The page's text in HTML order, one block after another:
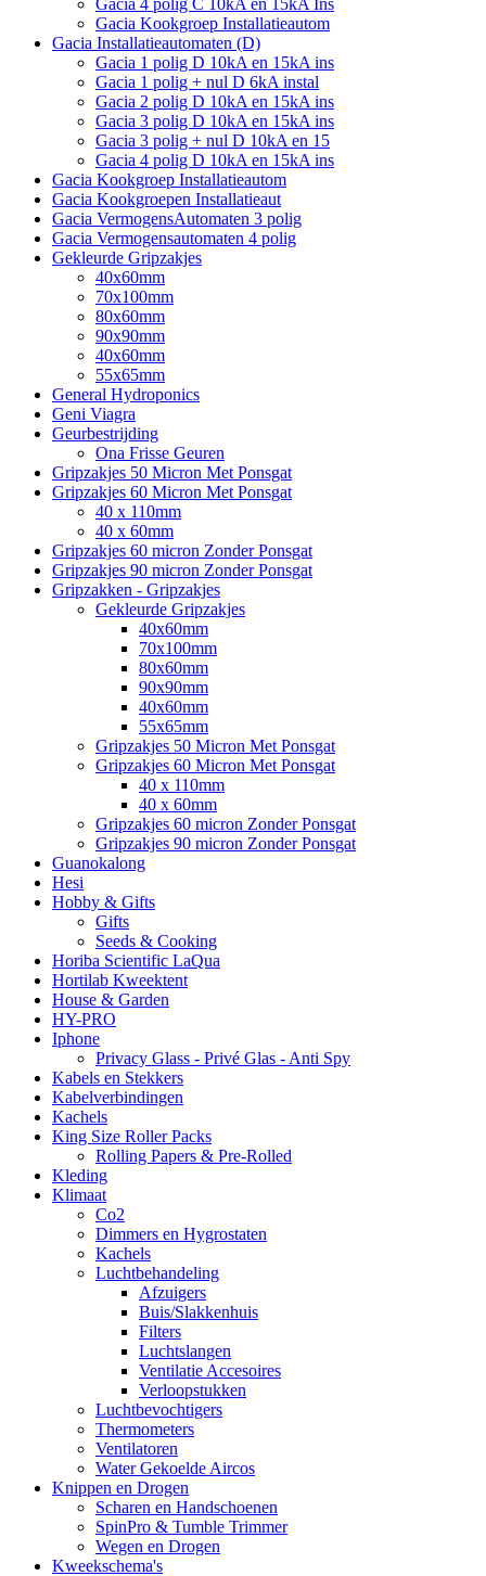
Gacia 4 polig C 10kA en 15kA Ins
Gacia Kookgroep Installatieautom
Gacia Installatieautomaten (D)
Gacia 1 polig D 10kA en 15kA ins
Gacia 1 polig + nul D 6kA instal
Gacia 2 polig D 10kA en 15kA ins
Gacia 3 polig D 10kA en 15kA ins
Gacia 3 polig + nul D 10kA en 15
Gacia 4 polig D 10kA en 15kA ins
Gacia Kookgroep Installatieautom
Gacia Kookgroepen Installatieaut
Gacia VermogensAutomaten 3 polig
Gacia Vermogensautomaten 4 polig
Gekleurde Gripzakjes
40x60mm
70x100mm
80x60mm
90x90mm
40x60mm
55x65mm
General Hydroponics
Geni Viagra
Geurbestrijding
Ona Frisse Geuren
Gripzakjes 50 Micron Met Ponsgat
Gripzakjes 60 Micron Met Ponsgat
40 x 110mm
40 x 60mm
Gripzakjes 60 micron Zonder Ponsgat
Gripzakjes 90 micron Zonder Ponsgat
Gripzakken - Gripzakjes
Gekleurde Gripzakjes
40x60mm
70x100mm
80x60mm
90x90mm
40x60mm
55x65mm
Gripzakjes 50 Micron Met Ponsgat
Gripzakjes 60 Micron Met Ponsgat
40 x 110mm
40 x 60mm
Gripzakjes 60 micron Zonder Ponsgat
Gripzakjes 90 micron Zonder Ponsgat
Guanokalong
Hesi
Hobby & Gifts
Gifts
Seeds & Cooking
Horiba Scientific LaQua
Hortilab Kweektent
House & Garden
HY-PRO
Iphone
Privacy Glass - Privé Glas - Anti Spy
Kabels en Stekkers
Kabelverbindingen
Kachels
King Size Roller Packs
Rolling Papers & Pre-Rolled
Kleding
Klimaat
Co2
Dimmers en Hygrostaten
Kachels
Luchtbehandeling
Afzuigers
Buis/Slakkenhuis
Filters
Luchtslangen
Ventilatie Accesoires
Verloopstukken
Luchtbevochtigers
Thermometers
Ventilatoren
Water Gekoelde Aircos
Knippen en Drogen
Scharen en Handschoenen
SpinPro & Tumble Trimmer
Wegen en Drogen
Kweekschema's